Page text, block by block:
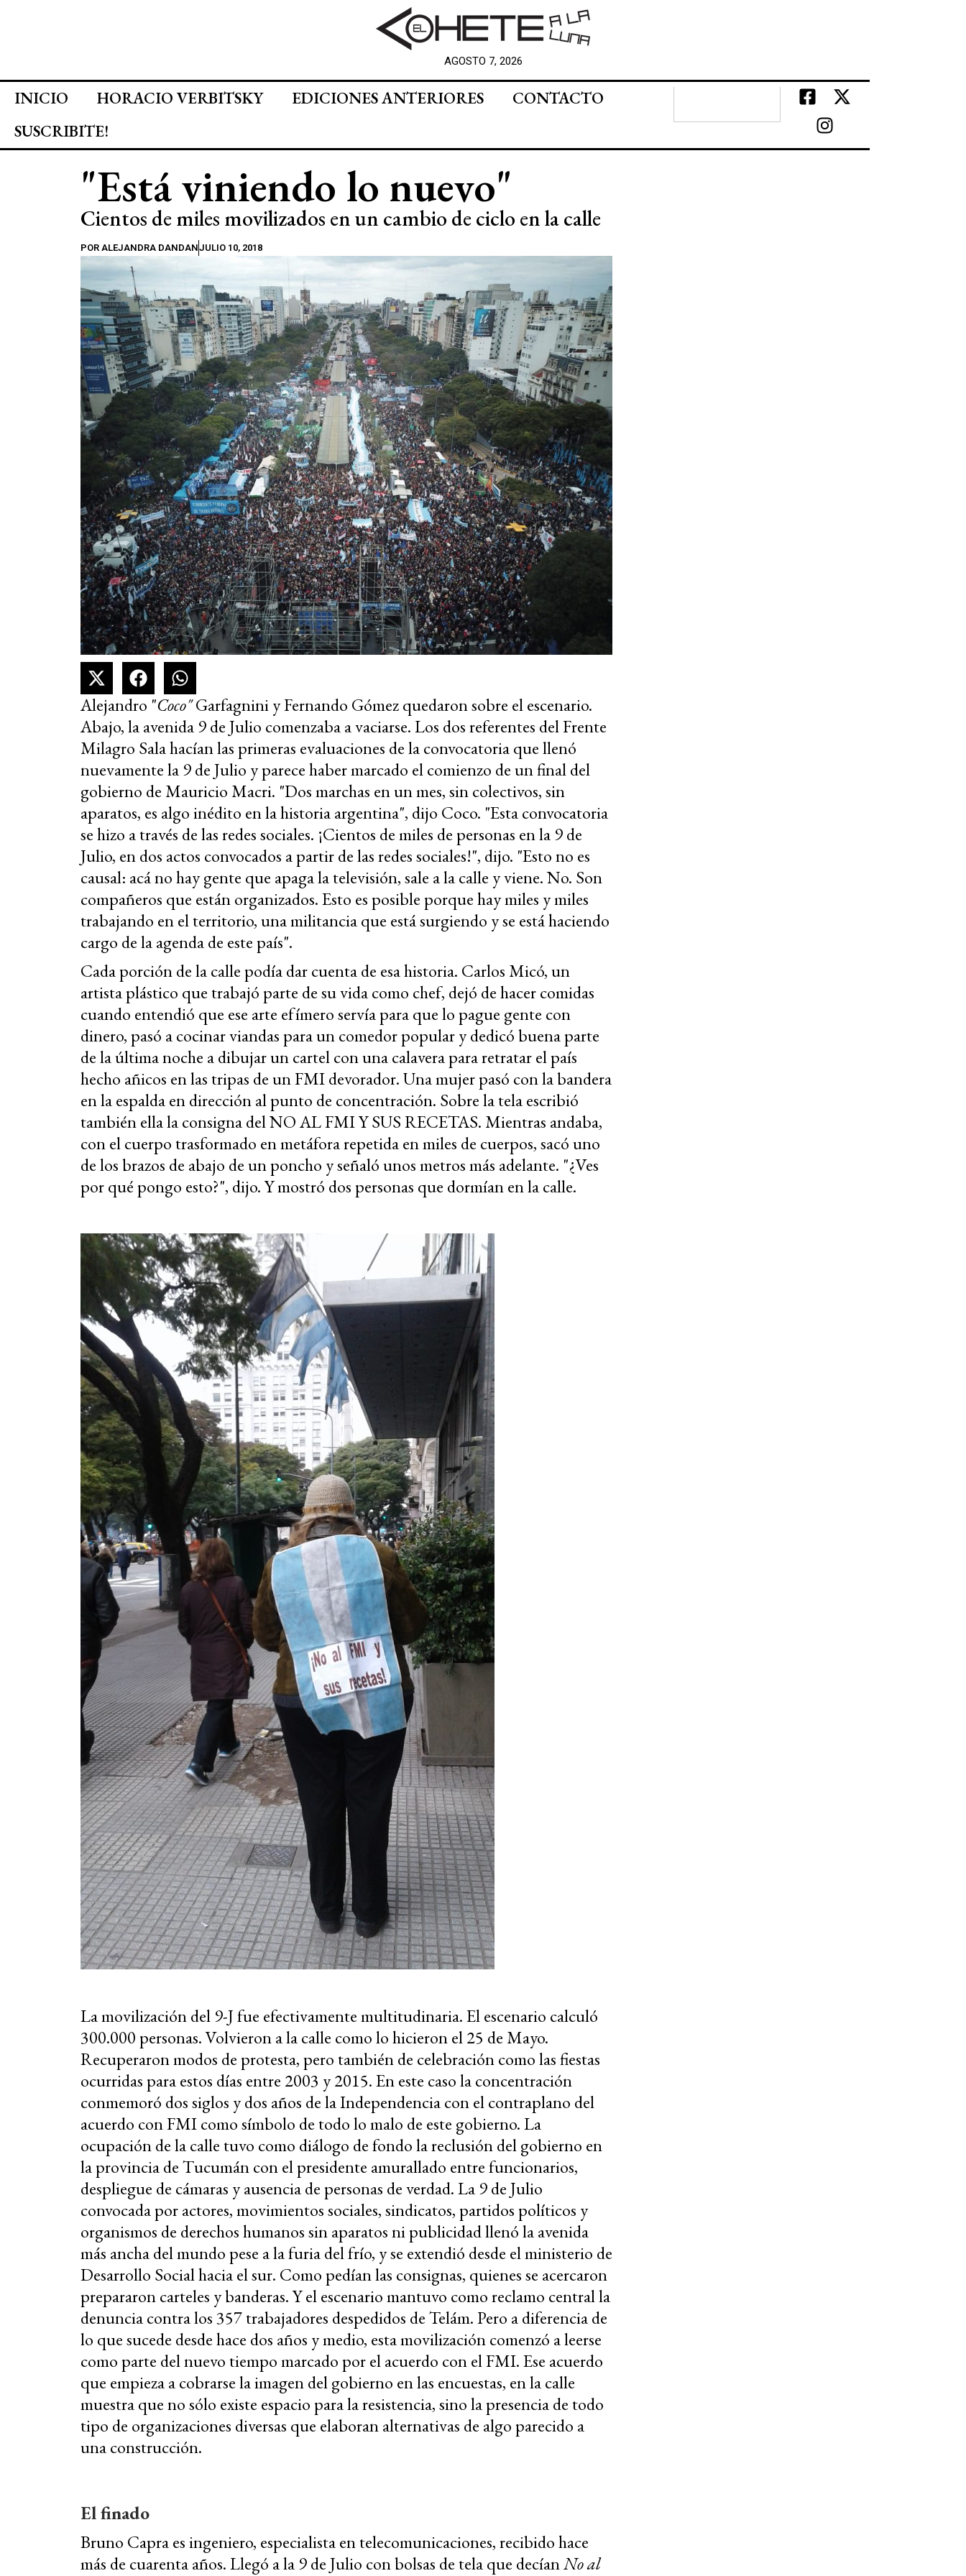
AGOSTO 7, 2026
INICIO HORACIO VERBITSKY EDICIONES ANTERIORES
CONTACTO
SUSCRIBITE!
"Está viniendo lo nuevo"
Cientos de miles movilizados en un cambio de ciclo en la calle
POR ALEJANDRA DANDANJULIO 10, 2018
Alejandro "Coco"Garfagnini y Fernando Gómez quedaron sobre el escenario.
Abajo, la avenida 9 de Julio comenzaba a vaciarse. Los dos referentes del Frente
Milagro Sala hacían las primeras evaluaciones de la convocatoria que llenó
nuevamente la 9 de Julio y parece haber marcado el comienzo de un final del
gobierno de Mauricio Macri. "Dos marchas en un mes, sin colectivos, sin
aparatos, es algo inédito en la historia argentina", dijo Coco. "Esta convocatoria
se hizo a través de las redes sociales. ¡Cientos de miles de personas en la 9 de
Julio, en dos actos convocados a partir de las redes sociales!", dijo. "Esto no es
causal: acá no hay gente que apaga la televisión, sale a la calle y viene. No. Son
compañeros que están organizados. Esto es posible porque hay miles y miles
trabajando en el territorio, una militancia que está surgiendo y se está haciendo
cargo de la agenda de este país".
Cada porción de la calle podía dar cuenta de esa historia. Carlos Micó, un
artista plástico que trabajó parte de su vida como chef, dejó de hacer comidas
cuando entendió que ese arte efímero servía para que lo pague gente con
dinero, pasó a cocinar viandas para un comedor popular y dedicó buena parte
de la última noche a dibujar un cartel con una calavera para retratar el país
hecho añicos en las tripas de un FMI devorador. Una mujer pasó con la bandera
en la espalda en dirección al punto de concentración. Sobre la tela escribió
también ella la consigna del NO AL FMI Y SUS RECETAS. Mientras andaba,
con el cuerpo trasformado en metáfora repetida en miles de cuerpos, sacó uno
de los brazos de abajo de un poncho y señaló unos metros más adelante. "¿Ves
por qué pongo esto?", dijo. Y mostró dos personas que dormían en la calle.
La movilización del 9-J fue efectivamente multitudinaria. El escenario calculó
300.000 personas. Volvieron a la calle como lo hicieron el 25 de Mayo.
Recuperaron modos de protesta, pero también de celebración como las fiestas
ocurridas para estos días entre 2003 y 2015. En este caso la concentración
conmemoró dos siglos y dos años de la Independencia con el contraplano del
acuerdo con FMI como símbolo de todo lo malo de este gobierno. La
ocupación de la calle tuvo como diálogo de fondo la reclusión del gobierno en
la provincia de Tucumán con el presidente amurallado entre funcionarios,
despliegue de cámaras y ausencia de personas de verdad. La 9 de Julio
convocada por actores, movimientos sociales, sindicatos, partidos políticos y
organismos de derechos humanos sin aparatos ni publicidad llenó la avenida
más ancha del mundo pese a la furia del frío, y se extendió desde el ministerio de
Desarrollo Social hacia el sur. Como pedían las consignas, quienes se acercaron
prepararon carteles y banderas. Y el escenario mantuvo como reclamo central la
denuncia contra los 357 trabajadores despedidos de Telám. Pero a diferencia de
lo que sucede desde hace dos años y medio, esta movilización comenzó a leerse
como parte del nuevo tiempo marcado por el acuerdo con el FMI. Ese acuerdo
que empieza a cobrarse la imagen del gobierno en las encuestas, en la calle
muestra que no sólo existe espacio para la resistencia, sino la presencia de todo
tipo de organizaciones diversas que elaboran alternativas de algo parecido a
una construcción.
El finado
Bruno Capra es ingeniero, especialista en telecomunicaciones, recibido hace
más de cuarenta años. Llegó a la 9 de Julio con bolsas de tela que decíanNo al